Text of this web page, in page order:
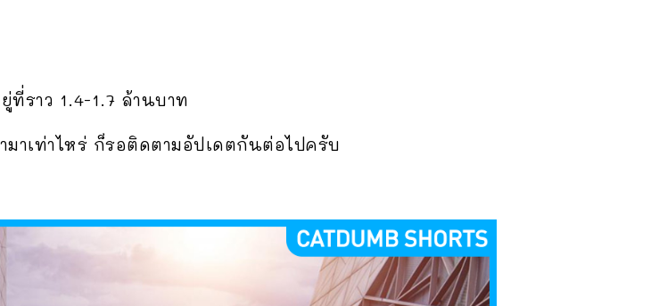
ที่ราว 1.4-1.7 ล้านบาท
มาเท่าไหร่ ก็รอติดตามอัปเดตกันต่อไปครับ